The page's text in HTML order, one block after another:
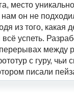
место
он не
из того,
всё успеть.
между
с гуру,
писали